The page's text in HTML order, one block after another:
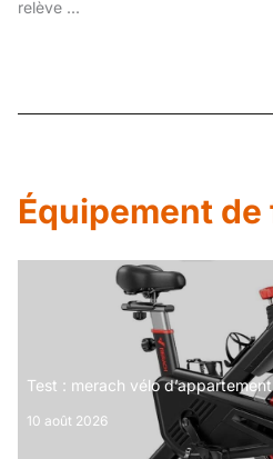
relève ...
Équipement
Test : merach vélo
10 août 2026